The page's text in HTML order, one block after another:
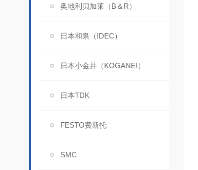
奥地利贝加莱（B＆R）
日本和泉（IDEC）
日本小金井（KOGANEI）
日本TDK
FESTO费斯托
SMC